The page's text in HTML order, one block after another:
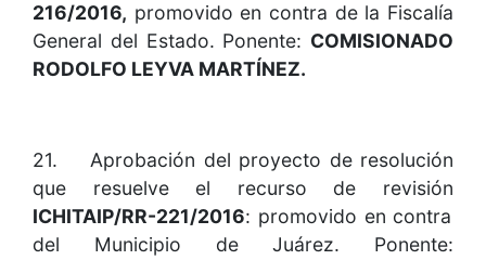
216/2016, promovido en contra de la Fiscalía
General del Estado. Ponente: COMISIONADO
RODOLFO LEYVA MARTÍNEZ.
21. Aprobación del proyecto de resolución
que resuelve el recurso de revisión
ICHITAIP/RR-221/2016: promovido en contra
del Municipio de Juárez. Ponente: